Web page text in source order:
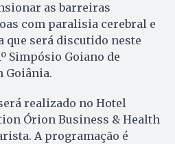
as barreiras
com paralisia cerebral e
que será discutido neste
Simpósio Goiano de
Goiânia.
realizado no Hotel
Órion Business & Health
A programação é